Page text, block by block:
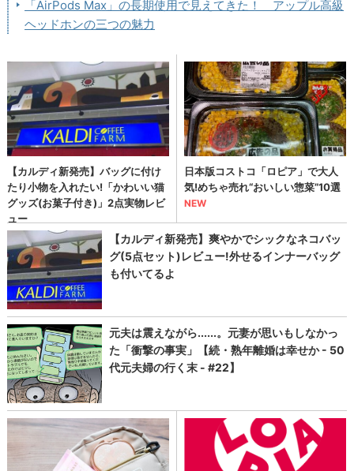
「AirPods Max」の長期使用で見えてきた！ アップル高級
ヘッドホンの三つの魅力